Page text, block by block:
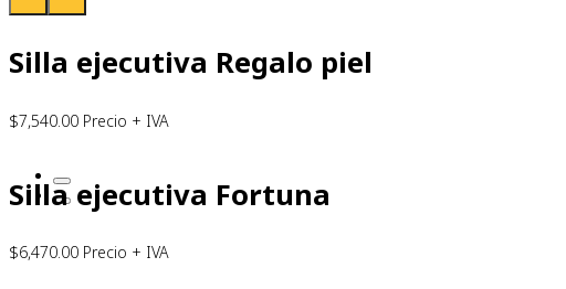
Silla ejecutiva Regalo piel
$7,540.00 Precio + IVA
Silla ejecutiva Fortuna
$6,470.00 Precio + IVA